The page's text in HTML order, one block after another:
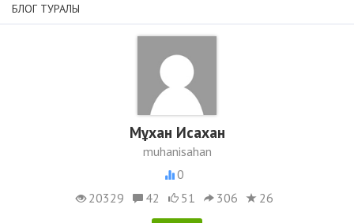
БЛОГ ТУРАЛЫ
Мұхан Исахан
muhanisahan
0
20329
42 51 306 26